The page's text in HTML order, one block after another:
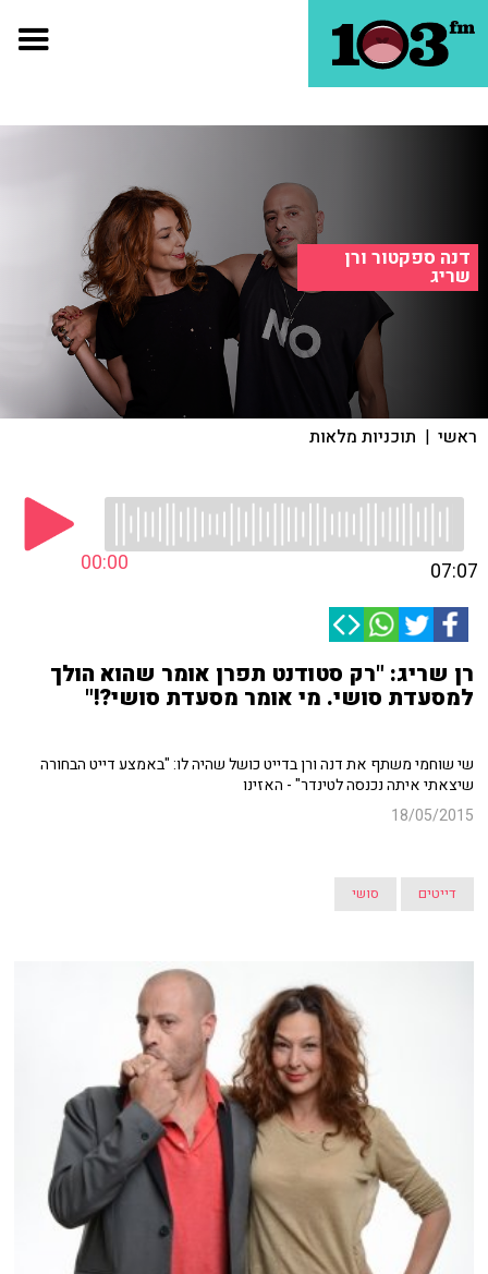
דנה ספקטור ורן
שריג
ראשי | תוכניות מלאות
00:00 07:07
רן שריג: "רק סטודנט תפרן אומר שהוא הולך
למסעדת סושי. מי אומר מסעדת סושי?!"
שי שוחמי משתף את דנה ורן בדייט כושל שהיה לו: "באמצע דייט הבחורה
שיצאתי איתה נכנסה לטינדר" - האזינו
18/05/2015
דייטים סושי